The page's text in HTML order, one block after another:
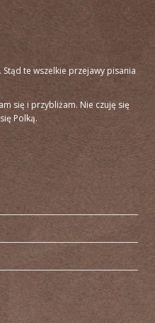
te wszelkie przejawy pisania
się i przybliżam. Nie czuję się
Polką.